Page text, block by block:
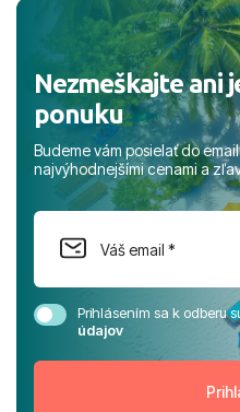
Nezmeškajte ani
ponuku
Budeme vám posielať do
najvýhodnejšími cenami a
Prihlásením sa k odberu
údajov